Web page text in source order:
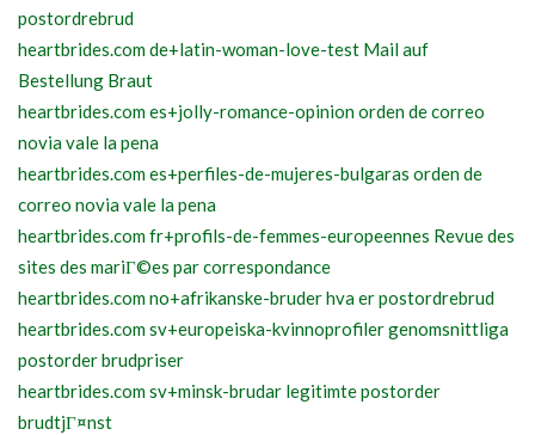
postordrebrud
heartbrides.com de+latin-woman-love-test Mail auf
Bestellung Braut
heartbrides.com es+jolly-romance-opinion orden de correo
novia vale la pena
heartbrides.com es+perfiles-de-mujeres-bulgaras orden de
correo novia vale la pena
heartbrides.com fr+profils-de-femmes-europeennes Revue des
sites des mariГ©es par correspondance
heartbrides.com no+afrikanske-bruder hva er postordrebrud
heartbrides.com sv+europeiska-kvinnoprofiler genomsnittliga
postorder brudpriser
heartbrides.com sv+minsk-brudar legitimte postorder
brudtjГ¤nst